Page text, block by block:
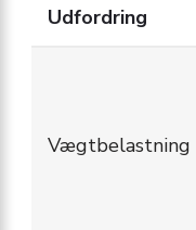
Udfordring
Vægtbelastning